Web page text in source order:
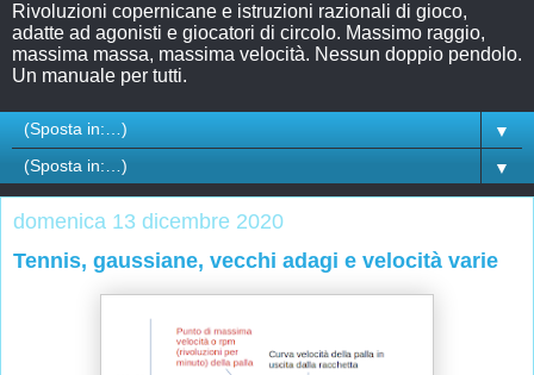
Rivoluzioni copernicane e istruzioni razionali di gioco,
adatte ad agonisti e giocatori di circolo. Massimo raggio,
massima massa, massima velocità. Nessun doppio pendolo.
Un manuale per tutti.
▼
▼
domenica 13 dicembre 2020
Tennis, gaussiane, vecchi adagi e velocità varie